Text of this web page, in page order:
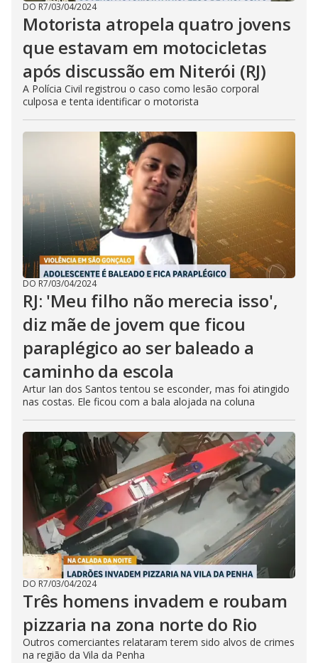
DO R7/03/04/2024
Motorista atropela quatro jovens
que estavam em motocicletas
após discussão em Niterói (RJ)
A Polícia Civil registrou o caso como lesão corporal
culposa e tenta identificar o motorista
DO R7/03/04/2024
RJ: 'Meu filho não merecia isso',
diz mãe de jovem que ficou
paraplégico ao ser baleado a
caminho da escola
Artur Ian dos Santos tentou se esconder, mas foi atingido
nas costas. Ele ficou com a bala alojada na coluna
DO R7/03/04/2024
Três homens invadem e roubam
pizzaria na zona norte do Rio
Outros comerciantes relataram terem sido alvos de crimes
na região da Vila da Penha